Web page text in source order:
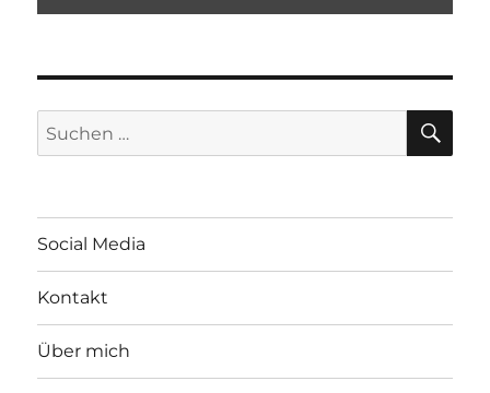
Suchen
nach:
Social Media
Kontakt
Über mich